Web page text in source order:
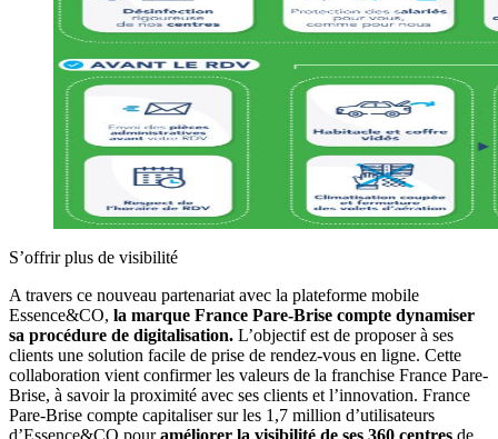
S’offrir plus de visibilité
A travers ce nouveau partenariat avec la plateforme mobile
Essence&CO, la marque France Pare-Brise compte dynamiser
sa procédure de digitalisation. L’objectif est de proposer à ses
clients une solution facile de prise de rendez-vous en ligne. Cette
collaboration vient confirmer les valeurs de la franchise France Pare-
Brise, à savoir la proximité avec ses clients et l’innovation. France
Pare-Brise compte capitaliser sur les 1,7 million d’utilisateurs
d’Essence&CO pouraméliorer la visibilité de ses 360 centres de